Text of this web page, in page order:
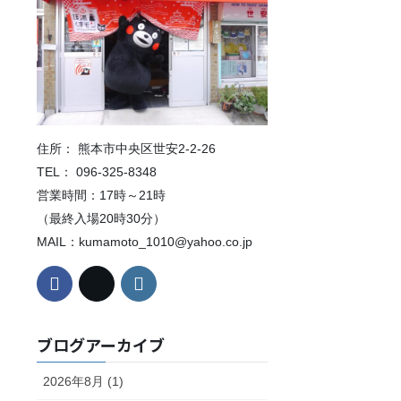
住所： 熊本市中央区世安2-2-26
TEL： 096-325-8348
営業時間：17時～21時
（最終入場20時30分）
MAIL：kumamoto_1010@yahoo.co.jp
ブログアーカイブ
2026年8月 (1)